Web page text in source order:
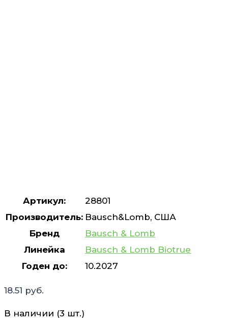
Артикул:
28801
Производитель: Bausch&Lomb, США
Бренд
Bausch & Lomb
Линейка
Bausch & Lomb Biotrue
Годен до:
10.2027
18.51 руб.
В наличии (3 шт.)